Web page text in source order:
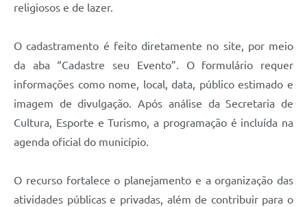
religiosos e de lazer.
O cadastramento é feito diretamente no site, por meio
da aba “Cadastre seu Evento”. O formulário requer
informações como nome, local, data, público estimado e
imagem de divulgação. Após análise da Secretaria de
Cultura, Esporte e Turismo, a programação é incluída na
agenda oficial do município.
O recurso fortalece o planejamento e a organização das
atividades públicas e privadas, além de contribuir para o